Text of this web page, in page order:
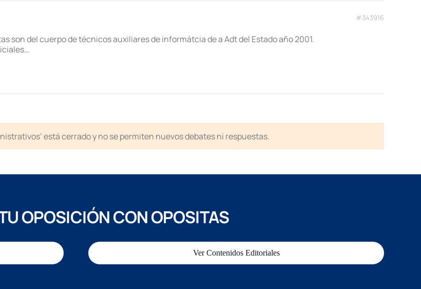
#343916
son del cuerpo de técnicos auxiliares de informátcia de a Adt del Estado año 2001.
está cerrado y no se permiten nuevos debates ni respuestas.
OPOSICIÓN CON OPOSITAS
Ver Contenidos Editoriales